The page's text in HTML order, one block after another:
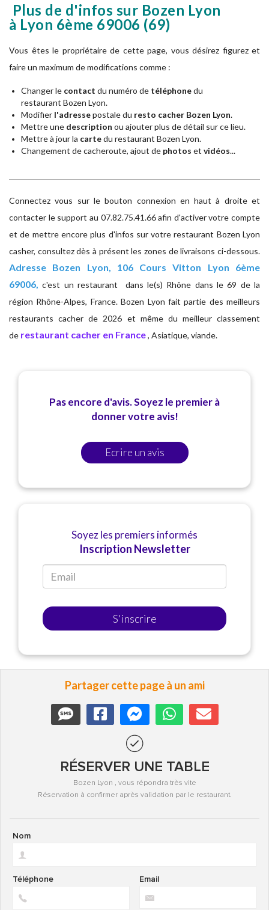
Plus de d'infos sur Bozen Lyon
à Lyon 6ème 69006 (69)
Vous êtes le propriétaire de cette page, vous désirez figurez et
faire un maximum de modifications comme :
Changer le contact du numéro de téléphonedu
restaurant Bozen Lyon.
Modifier l'adressepostale du resto cacher Bozen Lyon.
Mettre une description ou ajouter plus de détail sur ce lieu.
Mettre à jour la cartedu restaurant Bozen Lyon.
Changement de cacheroute, ajout de photos et vidéos...
Connectez vous sur le bouton connexion en haut à droite et
contacter le support au 07.82.75.41.66 afin d'activer votre compte
et de mettre encore plus d'infos sur votre restaurant Bozen Lyon
casher, consultez dès à présent les zones de livraisons ci-dessous.
Adresse Bozen Lyon, 106 Cours Vitton Lyon 6ème
69006, c'est un restaurant dans le(s) Rhône dans le 69 de la
région Rhône-Alpes, France. Bozen Lyon fait partie des meilleurs
restaurants cacher de 2026 et même du meilleur classement
de restaurant cacher en France, Asiatique, viande.
Pas encore d'avis. Soyez le premier à
donner votre avis!
Ecrire un avis
Soyez les premiers informés
Inscription Newsletter
S'inscrire
Partager cette page à un ami
RÉSERVER UNE TABLE
Bozen Lyon , vous répondra très vite
Réservation à confirmer après validation par le restaurant.
Nom
Email
Téléphone